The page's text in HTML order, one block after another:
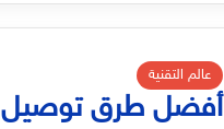
عالم التقنية
أفضل طرق توصيل